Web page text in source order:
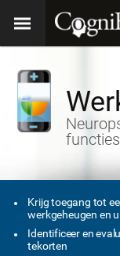
functies
Krijg toegang tot
werkgeheugen en
Identificeer en
tekorten